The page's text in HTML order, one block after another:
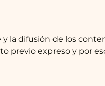
la difusión de los
previo expreso y por